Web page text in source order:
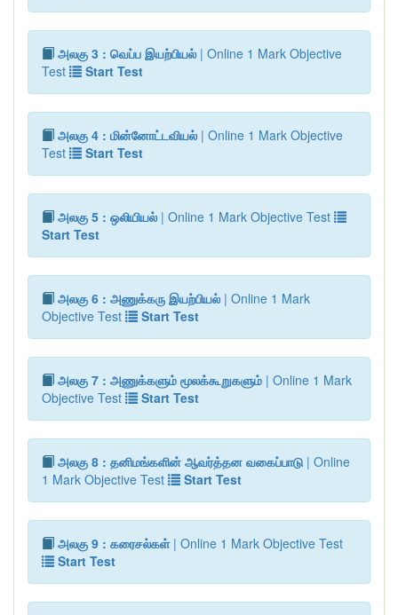
அலகு 3 : வெப்ப இயற்பியல் | Online 1 Mark Objective
Test
Start Test
அலகு 4 : மின்னோட்டவியல் | Online 1 Mark Objective
Test
Start Test
அலகு 5 : ஒலியியல் | Online 1 Mark Objective Test
Start Test
அலகு 6 : அணுக்கரு இயற்பியல் | Online 1 Mark
Objective Test
Start Test
அலகு 7 : அணுக்களும் மூலக்கூறுகளும் | Online 1 Mark
Objective Test
Start Test
அலகு 8 : தனிமங்களின் ஆவர்த்தன வகைப்பாடு| Online
1 Mark Objective Test
Start Test
அலகு 9 : கரைசல்கள்| Online 1 Mark Objective Test
Start Test